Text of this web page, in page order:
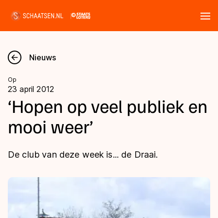
Nieuws
Kalender
Disciplines
Shorttrack
Inlineskaten
Uitslagen
Langebaan
Shorttrack
Marathon
Tijden & historie
Ranglijsten Langebaan
Nieuws
Op
23 april 2012
‘Hopen op veel publiek en
mooi weer’
De club van deze week is... de Draai.